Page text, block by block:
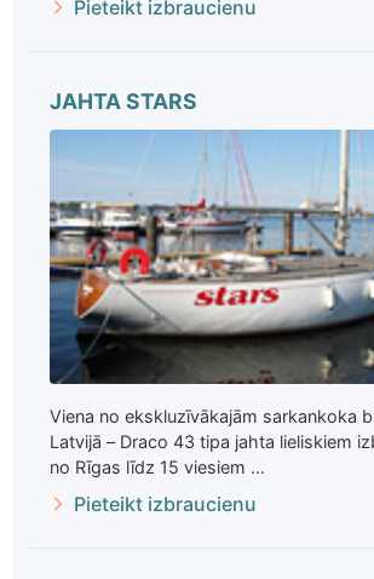
Pieteikt izbraucienu
JAHTA STARS
Viena no ekskluzīvākajām sarkankoka
Latvijā – Draco 43 tipa jahta lieliskiem
no Rīgas līdz 15 viesiem ...
Pieteikt izbraucienu